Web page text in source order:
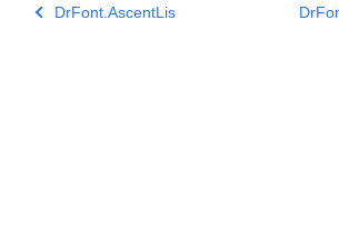
DrFont.AscentLis